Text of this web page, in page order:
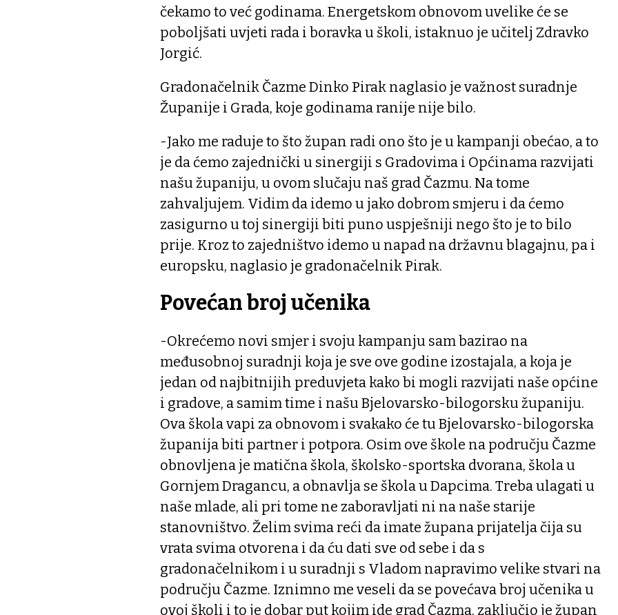
čekamo to već godinama. Energetskom obnovom uvelike će se
poboljšati uvjeti rada i boravka u školi, istaknuo je učitelj Zdravko
Jorgić.
Gradonačelnik Čazme Dinko Pirak naglasio je važnost suradnje
Županije i Grada, koje godinama ranije nije bilo.
-Jako me raduje to što župan radi ono što je u kampanji obećao, a to
je da ćemo zajednički u sinergiji s Gradovima i Općinama razvijati
našu županiju, u ovom slučaju naš grad Čazmu. Na tome
zahvaljujem. Vidim da idemo u jako dobrom smjeru i da ćemo
zasigurno u toj sinergiji biti puno uspješniji nego što je to bilo
prije. Kroz to zajedništvo idemo u napad na državnu blagajnu, pa i
europsku, naglasio je gradonačelnik Pirak.
Povećan broj učenika
-Okrećemo novi smjer i svoju kampanju sam bazirao na
međusobnoj suradnji koja je sve ove godine izostajala, a koja je
jedan od najbitnijih preduvjeta kako bi mogli razvijati naše općine
i gradove, a samim time i našu Bjelovarsko-bilogorsku županiju.
Ova škola vapi za obnovom i svakako će tu Bjelovarsko-bilogorska
županija biti partner i potpora. Osim ove škole na području Čazme
obnovljena je matična škola, školsko-sportska dvorana, škola u
Gornjem Dragancu, a obnavlja se škola u Dapcima. Treba ulagati u
naše mlade, ali pri tome ne zaboravljati ni na naše starije
stanovništvo. Želim svima reći da imate župana prijatelja čija su
vrata svima otvorena i da ću dati sve od sebe i da s
gradonačelnikom i u suradnji s Vladom napravimo velike stvari na
području Čazme. Iznimno me veseli da se povećava broj učenika u
ovoj školi i to je dobar put kojim ide grad Čazma, zaključio je župan